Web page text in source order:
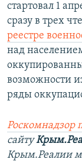
стартовал 1
сразу в трех
реестре
над
возможности
ряды
Роскомнадзор
сайту
Крым.Реалии